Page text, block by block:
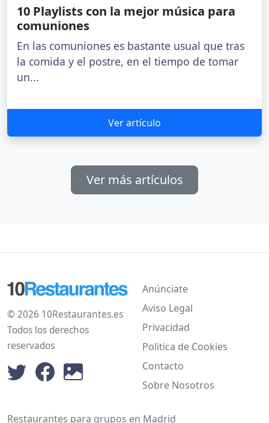
10 Playlists con la mejor música para
comuniones
En las comuniones es bastante usual que tras
la comida y el postre, en el tiempo de tomar
un...
Ver artículo
Ver más artículos
© 2026 10Restaurantes.es
Todos los derechos
reservados
Anúnciate
Aviso Legal
Privacidad
Politica de Cookies
Contacto
Sobre Nosotros
Restaurantes para grupos en Madrid